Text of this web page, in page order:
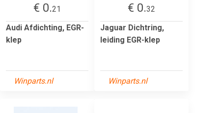
€ 0.21
Audi Afdichting, EGR-
klep
Winparts.nl
€ 0.32
Jaguar Dichtring,
leiding EGR-klep
Winparts.nl